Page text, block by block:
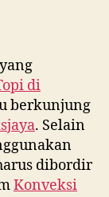
di
berkunjung
. Selain
dibordir
Konveksi